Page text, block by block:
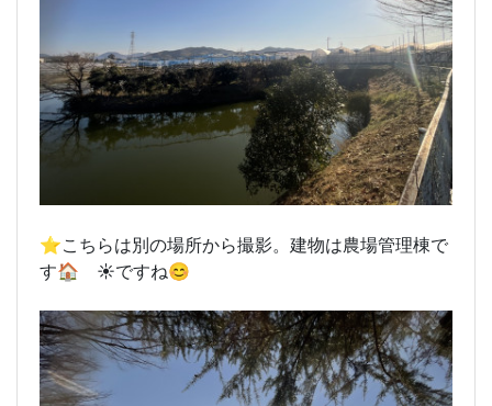
⭐️こちらは別の場所から撮影。建物は農場管理棟で
す🏠 ☀️ですね😊